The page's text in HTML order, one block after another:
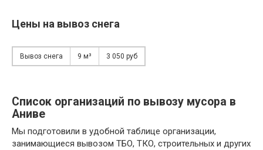
Цены на вывоз снега
Вывоз снега 9 м³ 3 050 руб
Список организаций по вывозу мусора в
Аниве
Мы подготовили в удобной таблице организации,
занимающиеся вывозом ТБО, ТКО, строительных и других